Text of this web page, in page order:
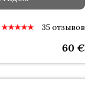
35 отзывов
60 €